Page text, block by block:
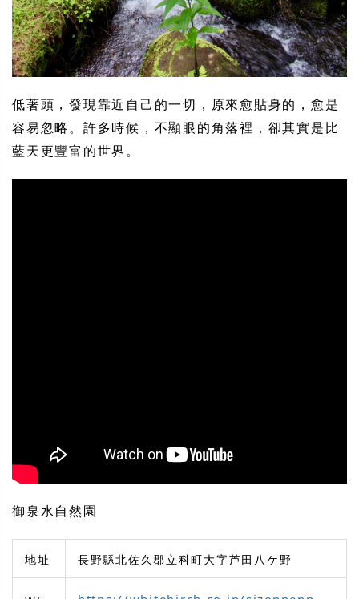
低著頭，發現靠近自己的一切，原來愈貼身的，愈是
容易忽略。許多時候，不顯眼的角落裡，卻其實是比
藍天更豐富的世界。
御泉水自然園
地址 長野縣北佐久郡立科町大字芦田八ケ野